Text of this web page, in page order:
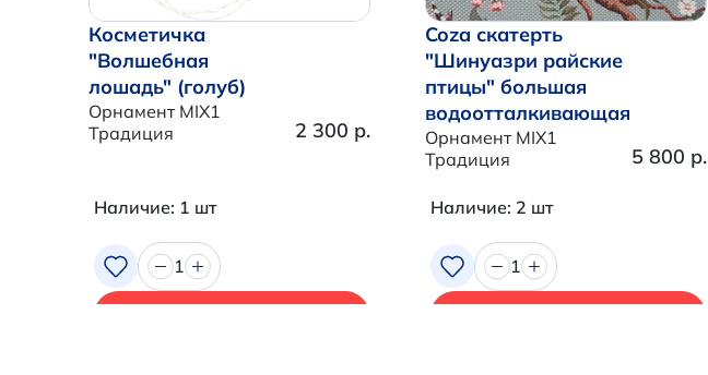
Косметичка
"Волшебная
лошадь" (голуб)
Орнамент MIX1
Традиция
2 300 р.
Наличие: 1 шт
1
Coza скатерть
"Шинуазри райские
птицы" большая
водоотталкивающая
Орнамент MIX1
Традиция
5 800 р.
Наличие: 2 шт
1